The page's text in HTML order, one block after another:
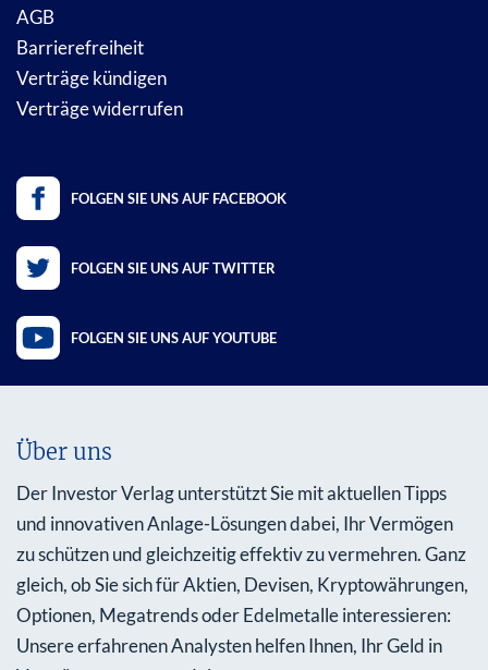
AGB
Barrierefreiheit
Verträge kündigen
Verträge widerrufen
FOLGEN SIE UNS AUF FACEBOOK
FOLGEN SIE UNS AUF TWITTER
FOLGEN SIE UNS AUF YOUTUBE
Über uns
Der Investor Verlag unterstützt Sie mit aktuellen Tipps
und innovativen Anlage-Lösungen dabei, Ihr Vermögen
zu schützen und gleichzeitig effektiv zu vermehren. Ganz
gleich, ob Sie sich für Aktien, Devisen, Kryptowährungen,
Optionen, Megatrends oder Edelmetalle interessieren:
Unsere erfahrenen Analysten helfen Ihnen, Ihr Geld in